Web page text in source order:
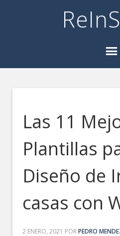
Las 11
Plantillas
Diseño de
casas con
2 ENERO, 2021 PORPEDRO